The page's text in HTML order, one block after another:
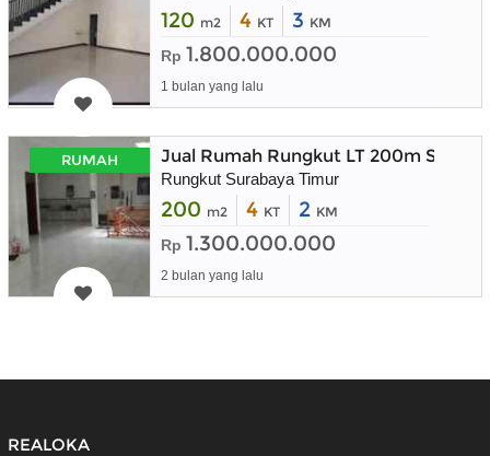
120 m2 4 KT 3 KM
Rp 1.800.000.000
1 bulan yang lalu
RUMAH Jual Rumah Rungkut LT 200m
Rungkut Surabaya Timur
200 m2 4 KT 2 KM
Rp 1.300.000.000
2 bulan yang lalu
REALOKA